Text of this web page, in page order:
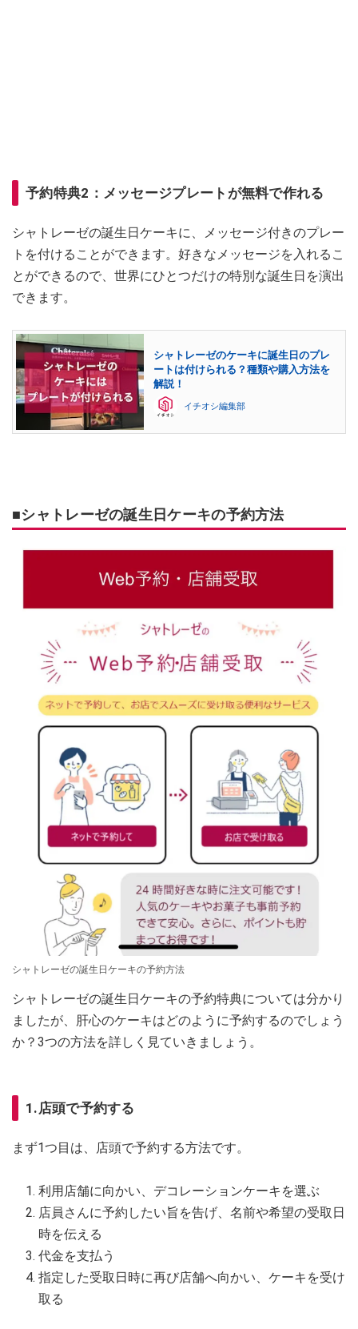
予約特典2：メッセージプレートが無料で作れる
シャトレーゼの誕生日ケーキに、メッセージ付きのプレー
トを付けることができます。好きなメッセージを入れるこ
とができるので、世界にひとつだけの特別な誕生日を演出
できます。
シャトレーゼのケーキに誕生日のプレ
ートは付けられる？種類や購入方法を
解説！
イチオシ編集部
■シャトレーゼの誕生日ケーキの予約方法
シャトレーゼの誕生日ケーキの予約方法
シャトレーゼの誕生日ケーキの予約特典については分かり
ましたが、肝心のケーキはどのように予約するのでしょう
か？3つの方法を詳しく見ていきましょう。
1.店頭で予約する
まず1つ目は、店頭で予約する方法です。
利用店舗に向かい、デコレーションケーキを選ぶ
店員さんに予約したい旨を告げ、名前や希望の受取日
時を伝える
代金を支払う
指定した受取日時に再び店舗へ向かい、ケーキを受け
取る